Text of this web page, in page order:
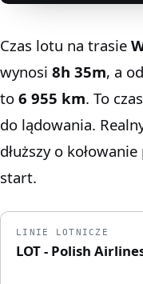
Czas lotu na trasie
wynosi 8h 35m, a
to 6 955 km. To
do lądowania.
dłuższy o
start.
LINIE LOTNICZE
LOT - Polish